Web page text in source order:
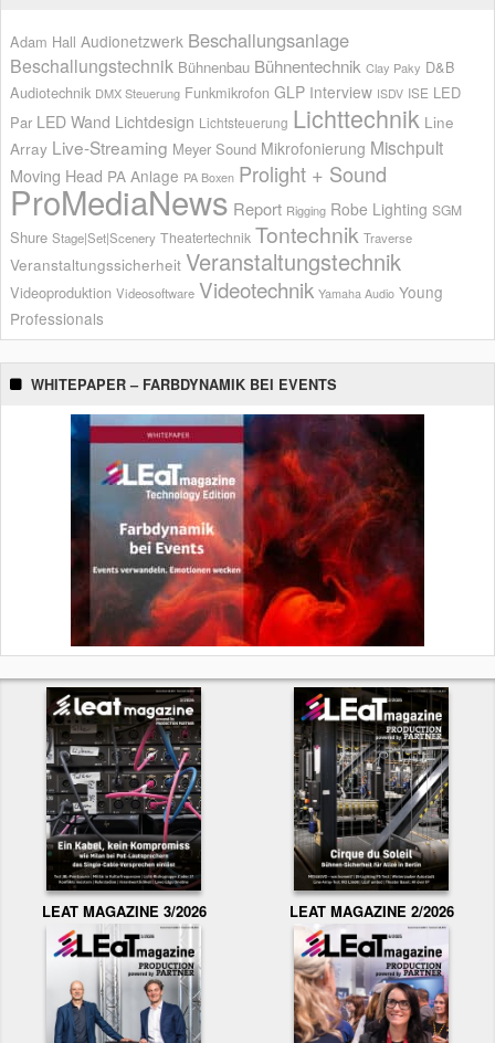
Adam Hall Audionetzwerk Beschallungsanlage
Beschallungstechnik Bühnenbau Bühnentechnik Clay Paky D&B
Audiotechnik DMX Steuerung Funkmikrofon GLP Interview ISDV ISE LED
Par LED Wand Lichtdesign Lichtsteuerung Lichttechnik Line
Array Live-Streaming Meyer Sound Mikrofonierung Mischpult
Moving Head PA Anlage PA Boxen Prolight + Sound
ProMediaNews Report Rigging Robe Lighting SGM
Shure Stage|Set|Scenery Theatertechnik Tontechnik Traverse
Veranstaltungssicherheit Veranstaltungstechnik
Videoproduktion Videosoftware Videotechnik Yamaha Audio Young
Professionals
WHITEPAPER – FARBDYNAMIK BEI EVENTS
LEAT MAGAZINE 3/2026 LEAT MAGAZINE 2/2026